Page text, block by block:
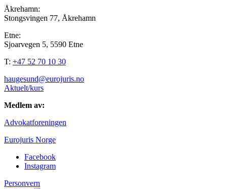
Åkrehamn:
Stongsvingen 77, Åkrehamn
Etne:
Sjoarvegen 5, 5590 Etne
T: +47 52 70 10 30
haugesund@eurojuris.no
Aktuelt/kurs
Medlem av:
Advokatforeningen
Eurojuris Norge
Facebook
Instagram
Personvern